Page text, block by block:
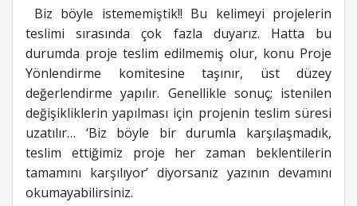
Biz böyle istememiştik!! Bu kelimeyi projelerin
teslimi sırasında çok fazla duyarız. Hatta bu
durumda proje teslim edilmemiş olur, konu Proje
Yönlendirme komitesine taşınır, üst düzey
değerlendirme yapılır. Genellikle sonuç; istenilen
değişikliklerin yapılması için projenin teslim süresi
uzatılır… ‘Biz böyle bir durumla karşılaşmadık,
teslim ettiğimiz proje her zaman beklentilerin
tamamını karşılıyor’ diyorsanız yazının devamını
okumayabilirsiniz.